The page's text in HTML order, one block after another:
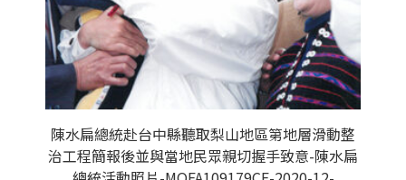
陳水扁總統赴台中縣聽取梨山地區第地層滑動整
治工程簡報後並與當地民眾親切握手致意-陳水扁